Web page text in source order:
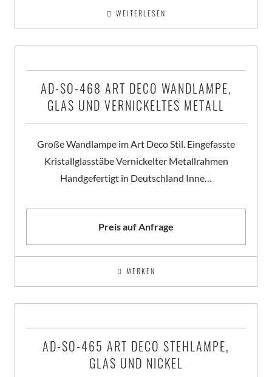
WEITERLESEN
AD-SO-468 ART DECO WANDLAMPE,
GLAS UND VERNICKELTES METALL
Große Wandlampe im Art Deco Stil. Eingefasste
Kristallglasstäbe Vernickelter Metallrahmen
Handgefertigt in Deutschland Inne…
Preis auf Anfrage
MERKEN
AD-SO-465 ART DECO STEHLAMPE,
GLAS UND NICKEL